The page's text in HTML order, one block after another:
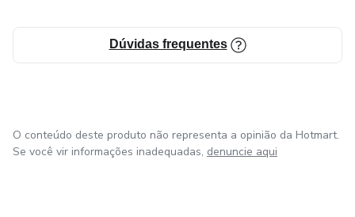
Dúvidas frequentes
O conteúdo deste produto não representa a opinião da Hotmart.
Se você vir informações inadequadas, denuncie aqui